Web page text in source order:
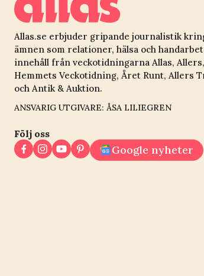
Allas.se erbjuder gripande journalistik
ämnen som relationer, hälsa och
innehåll från veckotidningarna Allas, Allers,
Hemmets Veckotidning, Året Runt, Allers
och Antik & Auktion.
ANSVARIG UTGIVARE: ÅSA LILIEGREN
Följ oss
Google nyheter